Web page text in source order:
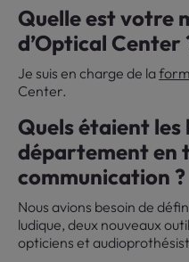
Quelle est votre
d’Optical Center
Je suis en charge de la
Center.
Quels étaient
département en
communication ?
Nous avions besoin de
ludique, deux nouveaux
opticiens et